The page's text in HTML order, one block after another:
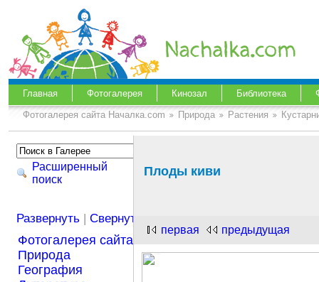
Главная Фотогалерея Кинозал Библиотека
Фотогалерея сайта Началка.com Природа Растения
Расширенный
поиск
Развернуть |Свернуть
Фотогалерея сайта Началка.com
Природа
География
Плоды киви
первая предыдущая